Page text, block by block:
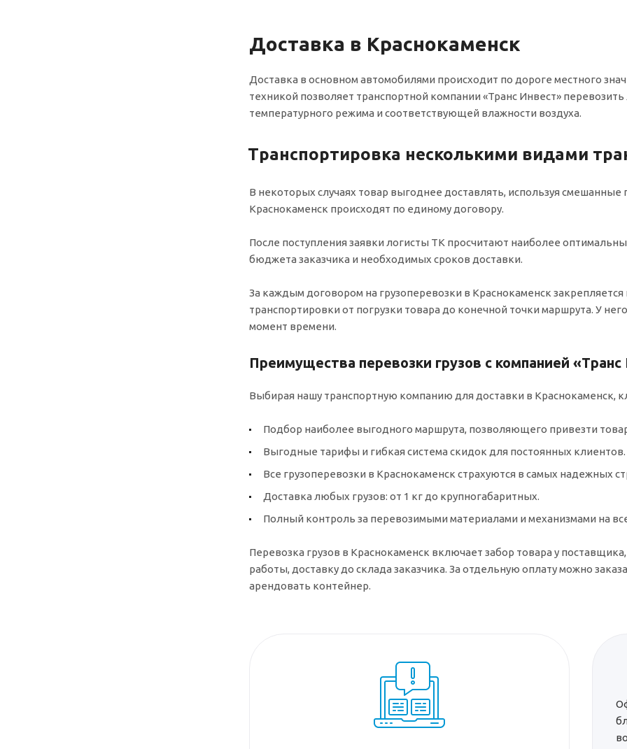
Доставка в Краснокаменск
Доставка в основном автомобилями происходит по дороге местного
техникой позволяет транспортной компании «Транс Инвест»
температурного режима и соответствующей влажности воздуха.
Транспортировка несколькими видами
В некоторых случаях товар выгоднее доставлять, используя
Краснокаменск происходят по единому договору.
После поступления заявки логисты ТК просчитают наиболее
бюджета заказчика и необходимых сроков доставки.
За каждым договором на грузоперевозки в Краснокаменск
транспортировки от погрузки товара до конечной точки маршрута. У
момент времени.
Преимущества перевозки грузов с компанией
Выбирая нашу транспортную компанию для доставки в Краснокаменск,
Подбор наиболее выгодного маршрута, позволяющего привезти
Выгодные тарифы и гибкая система скидок для постоянных клиентов.
Все грузоперевозки в Краснокаменск страхуются в самых надежных
Доставка любых грузов: от 1 кг до крупногабаритных.
Полный контроль за перевозимыми материалами и механизмами на
Перевозка грузов в Краснокаменск включает забор товара у
работы, доставку до склада заказчика. За отдельную оплату можно
арендовать контейнер.